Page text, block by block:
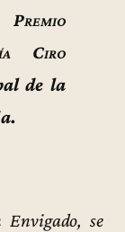
Premio
Ciro
de la
se